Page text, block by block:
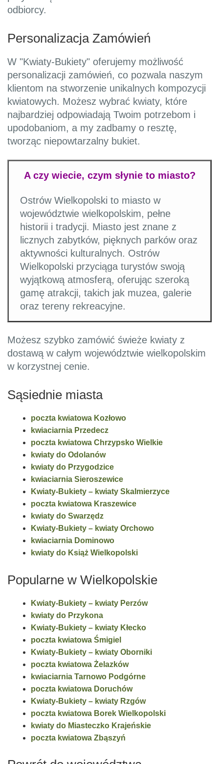
odbiorcy.
Personalizacja Zamówień
W "Kwiaty-Bukiety" oferujemy możliwość
personalizacji zamówień, co pozwala naszym
klientom na stworzenie unikalnych kompozycji
kwiatowych. Możesz wybrać kwiaty, które
najbardziej odpowiadają Twoim potrzebom i
upodobaniom, a my zadbamy o resztę,
tworząc niepowtarzalny bukiet.
A czy wiecie, czym słynie to miasto?
Ostrów Wielkopolski to miasto w
województwie wielkopolskim, pełne
historii i tradycji. Miasto jest znane z
licznych zabytków, pięknych parków oraz
aktywności kulturalnych. Ostrów
Wielkopolski przyciąga turystów swoją
wyjątkową atmosferą, oferując szeroką
gamę atrakcji, takich jak muzea, galerie
oraz tereny rekreacyjne.
Możesz szybko zamówić świeże kwiaty z
dostawą w całym województwie wielkopolskim
w korzystnej cenie.
Sąsiednie miasta
poczta kwiatowa Kozłowo
kwiaciarnia Przedecz
poczta kwiatowa Chrzypsko Wielkie
kwiaty do Odolanów
kwiaty do Przygodzice
kwiaciarnia Sieroszewice
Kwiaty-Bukiety – kwiaty Skalmierzyce
poczta kwiatowa Kraszewice
kwiaty do Swarzędz
Kwiaty-Bukiety – kwiaty Orchowo
kwiaciarnia Dominowo
kwiaty do Książ Wielkopolski
Popularne w Wielkopolskie
Kwiaty-Bukiety – kwiaty Perzów
kwiaty do Przykona
Kwiaty-Bukiety – kwiaty Kłecko
poczta kwiatowa Śmigiel
Kwiaty-Bukiety – kwiaty Oborniki
poczta kwiatowa Żelazków
kwiaciarnia Tarnowo Podgórne
poczta kwiatowa Doruchów
Kwiaty-Bukiety – kwiaty Rzgów
poczta kwiatowa Borek Wielkopolski
kwiaty do Miasteczko Krajeńskie
poczta kwiatowa Zbąszyń